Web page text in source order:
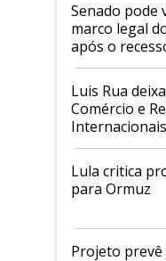
Senado pode
marco legal
após o
Luis Rua
Comércio e
Lula critica
para Ormuz
Projeto